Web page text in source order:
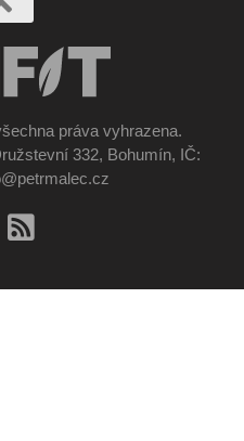
práva vyhrazena.
332, Bohumín, IČ: